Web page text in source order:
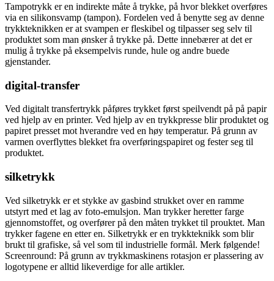
Tampotrykk er en indirekte måte å trykke, på hvor blekket overføres
via en silikonsvamp (tampon). Fordelen ved å benytte seg av denne
trykkteknikken er at svampen er fleskibel og tilpasser seg selv til
produktet som man ønsker å trykke på. Dette innebærer at det er
mulig å trykke på eksempelvis runde, hule og andre buede
gjenstander.
digital-transfer
Ved digitalt transfertrykk påføres trykket først speilvendt på på papir
ved hjelp av en printer. Ved hjelp av en trykkpresse blir produktet og
papiret presset mot hverandre ved en høy temperatur. På grunn av
varmen overflyttes blekket fra overføringspapiret og fester seg til
produktet.
silketrykk
Ved silketrykk er et stykke av gasbind strukket over en ramme
utstyrt med et lag av foto-emulsjon. Man trykker heretter farge
gjennomstoffet, og overfører på den måten trykket til prouktet. Man
trykker fagene en etter en. Silketrykk er en trykkteknikk som blir
brukt til grafiske, så vel som til industrielle formål. Merk følgende!
Screenround: På grunn av trykkmaskinens rotasjon er plassering av
logotypene er alltid likeverdige for alle artikler.